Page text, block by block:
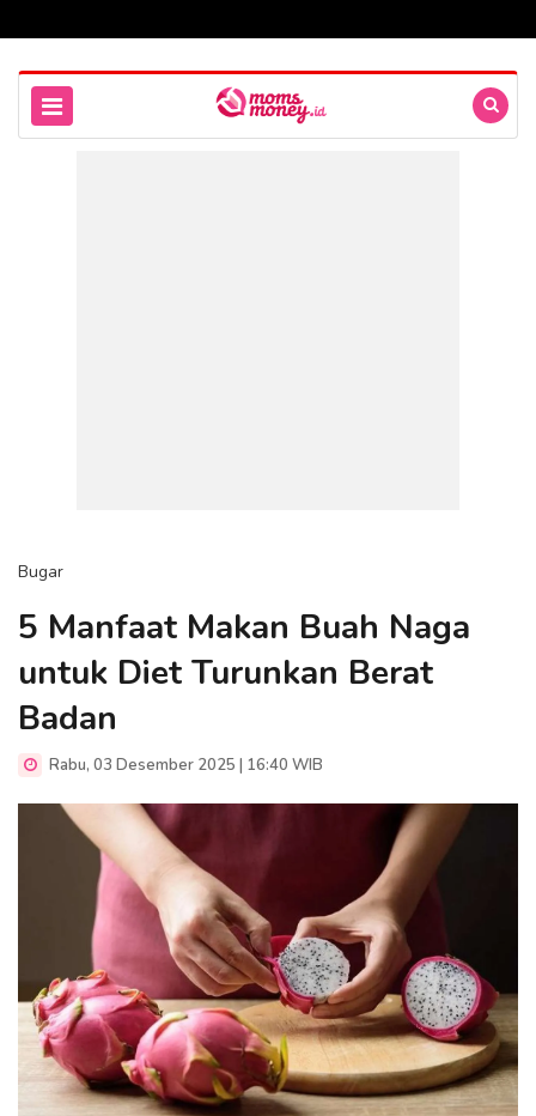
Bugar
5 Manfaat Makan Buah Naga
untuk Diet Turunkan Berat
Badan
Rabu, 03 Desember 2025 | 16:40 WIB